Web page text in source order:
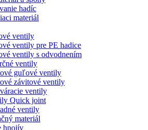
hadíc
materiál
ventily
ventily pre PE hadice
ventily s odvodnením
ventily
guľové ventily
závitové ventily
ventily
Quick joint
ventily
materiál
hnojív